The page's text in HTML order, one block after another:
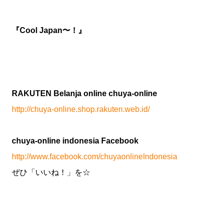
『Cool Japan〜！』
RAKUTEN Belanja online chuya-online
http://chuya-online.shop.rakuten.web.id/
chuya-online indonesia Facebook
http://www.facebook.com/chuyaonlineIndonesia
ぜひ「いいね！」を☆